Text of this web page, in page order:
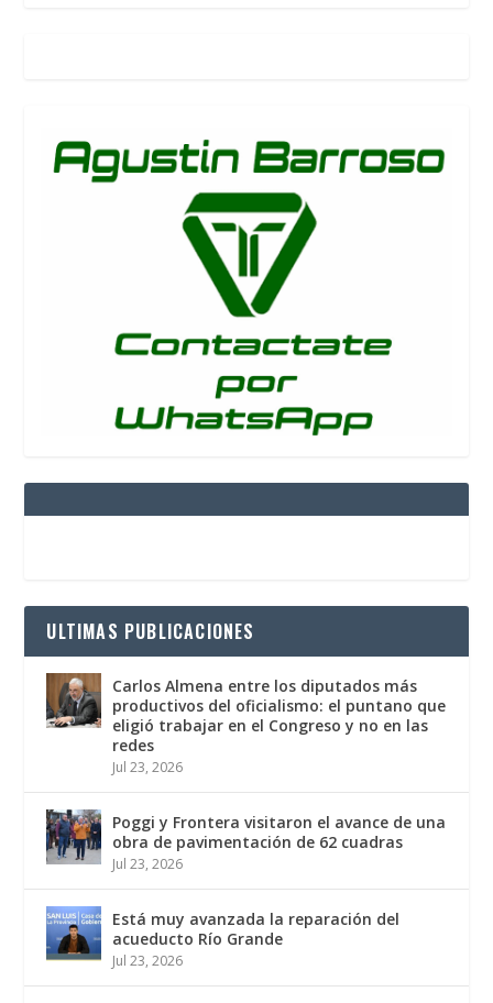
ULTIMAS PUBLICACIONES
Carlos Almena entre los diputados más
productivos del oficialismo: el puntano que
eligió trabajar en el Congreso y no en las
redes
Jul 23, 2026
Poggi y Frontera visitaron el avance de una
obra de pavimentación de 62 cuadras
Jul 23, 2026
Está muy avanzada la reparación del
acueducto Río Grande
Jul 23, 2026